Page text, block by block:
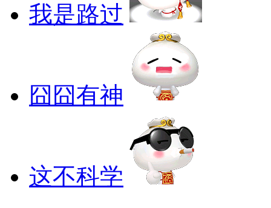
我是路过
囧囧有神
这不科学